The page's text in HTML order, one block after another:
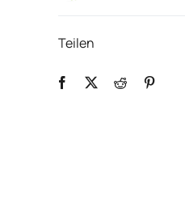
Teilen